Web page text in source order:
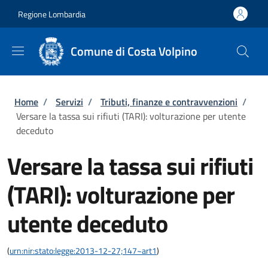
Regione Lombardia
Comune di Costa Volpino
Briciole di pane
Home / Servizi / Tributi, finanze e contravvenzioni /
Versare la tassa sui rifiuti (TARI): volturazione per utente
deceduto
Versare la tassa sui rifiuti
(TARI): volturazione per
utente deceduto
(urn:nir:stato:legge:2013-12-27;147~art1)